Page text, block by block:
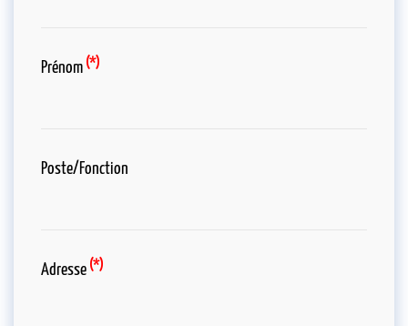
Prénom (*)
Poste/Fonction
Adresse (*)